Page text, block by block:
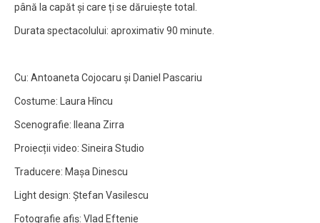
până la capăt și care ți se dăruiește total.
Durata spectacolului: aproximativ 90 minute.
Cu: Antoaneta Cojocaru și Daniel Pascariu
Costume: Laura Hîncu
Scenografie: Ileana Zirra
Proiecții video: Sineira Studio
Traducere: Mașa Dinescu
Light design: Ștefan Vasilescu
Fotografie afiș: Vlad Eftenie